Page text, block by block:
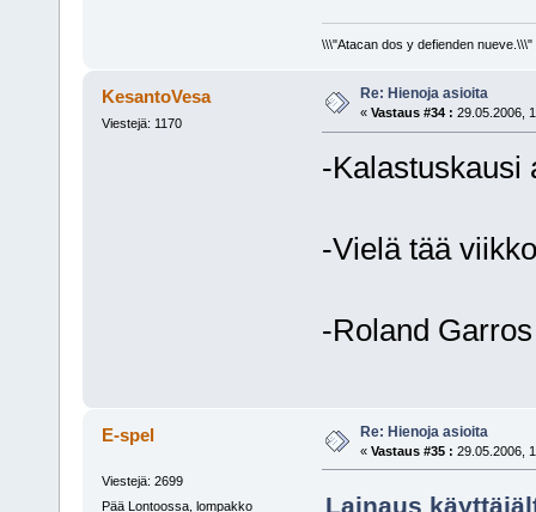
\\\"Atacan dos y defienden nueve.\\\"
KesantoVesa
Viestejä: 1170
Re: Hienoja asioita
« Vastaus #34 : 29.05.2006,
-Kalastuskausi
-Vielä tää
-Roland Garros
E-spel
Viestejä: 2699
Pää Lontoossa, lompakko
Re: Hienoja asioita
« Vastaus #35 : 29.05.2006,
Lainaus